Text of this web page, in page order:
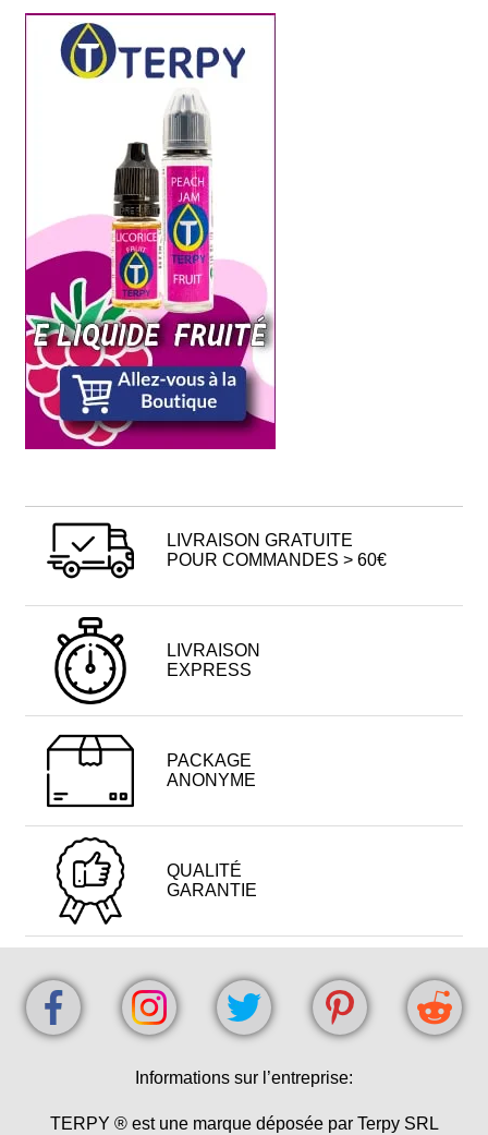
LIVRAISON GRATUITE
POUR COMMANDES > 60€
LIVRAISON
EXPRESS
PACKAGE
ANONYME
QUALITÉ
GARANTIE
Informations sur l’entreprise:
TERPY ® est une marque déposée par Terpy SRL